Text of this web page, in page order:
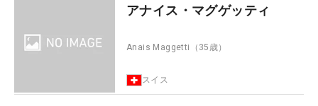
アナイス・マグゲッティ
Anais Maggetti （35歳）
スイス